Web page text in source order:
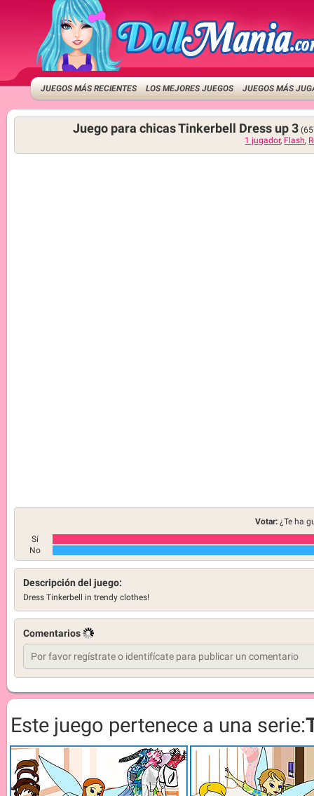
JUEGOS MÁS RECIENTES LOS MEJORES JUEGOS JUEGOS MÁS
Juego para chicas Tinkerbell Dress up 3
1 jugador, Flash,
Votar: ¿Te ha
Sí
No
Descripción del juego:
Dress Tinkerbell in trendy clothes!
Comentarios
Este juego pertenece a una serie: